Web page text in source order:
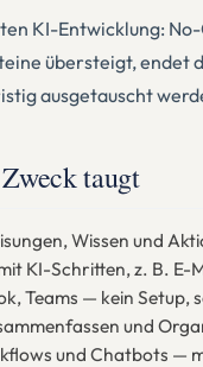
KI-Entwicklung:
übersteigt,
ausgetauscht
taugt
Wissen und
KI-Schritten, z. B.
Teams — kein
und
und Chatbots —